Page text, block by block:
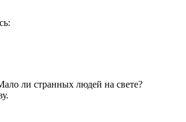
ли странных людей на свете?